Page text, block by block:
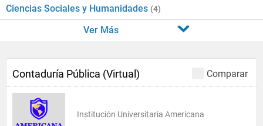
Ciencias Sociales y Humanidades (4)
Ver Más
Comparar
Contaduría Pública (Virtual)
Institución Universitaria Americana